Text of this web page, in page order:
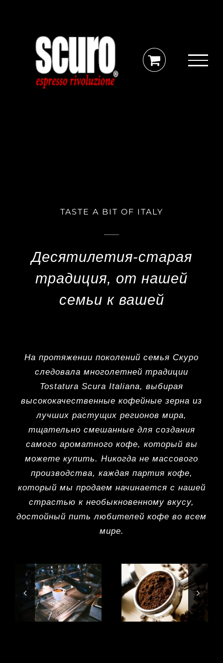
TASTE A BIT OF ITALY
Десятилетия-старая
традиция, от нашей
семьи к вашей
На протяжении поколений семья Скуро
следовала многолетней традиции
Tostatura Scura Italiana, выбирая
высококачественные кофейные зерна из
лучших растущих регионов мира,
тщательно смешанные для создания
самого ароматного кофе, который вы
можете купить. Никогда не массового
производства, каждая партия кофе,
который мы продаем начинается с нашей
страстью к необыкновенному вкусу,
достойный пить любителей кофе во всем
мире.